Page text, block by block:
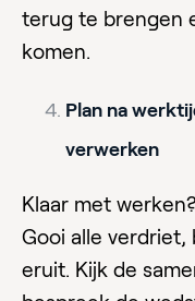
terug te brengen
komen.
Plan na
verwerken
Klaar met
Gooi alle
eruit. Kijk de